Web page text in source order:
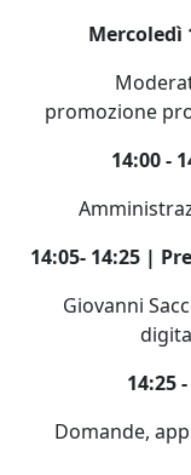
Mercoledì
promozione
14:00 -
14:05- 14:25 |
Giovanni
14:25
Domande,